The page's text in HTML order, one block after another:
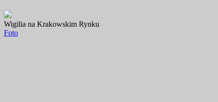
Wigilia na Krakowskim Rynku
Foto